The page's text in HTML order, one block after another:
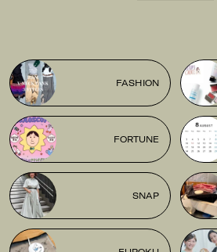
FASHION
FORTUNE
SNAP